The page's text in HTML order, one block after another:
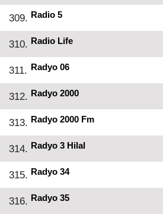
309. Radio 5
310. Radio Life
311. Radyo 06
312. Radyo 2000
313. Radyo 2000 Fm
314. Radyo 3 Hilal
315. Radyo 34
316. Radyo 35